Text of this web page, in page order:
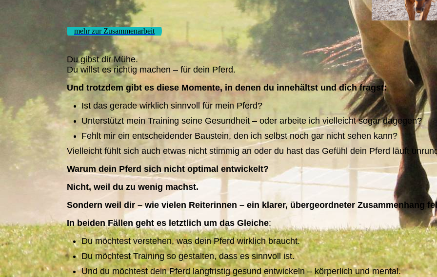
mehr zur Zusammenarbeit
Du gibst dir Mühe.
Du willst es richtig machen – für dein Pferd.
Und trotzdem gibt es diese Momente, in denen du innehältst und dich fragst:
Ist das gerade wirklich sinnvoll für mein Pferd?
Unterstützt mein Training seine Gesundheit – oder arbeite ich vielleicht sogar dagegen?
Fehlt mir ein entscheidender Baustein, den ich selbst noch gar nicht sehen kann?
Vielleicht fühlt sich auch etwas nicht stimmig an oder du hast das Gefühl dein Pferd läuft
Warum dein Pferd sich nicht optimal entwickelt?
Nicht, weil du zu wenig machst.
Sondern weil dir – wie vielen Reiterinnen – ein klarer, übergeordneter Zusammenhang
In beiden Fällen geht es letztlich um das Gleiche:
Du möchtest verstehen, was dein Pferd wirklich braucht.
Du möchtest Training so gestalten, dass es sinnvoll ist.
Und du möchtest dein Pferd langfristig gesund entwickeln – körperlich und mental.